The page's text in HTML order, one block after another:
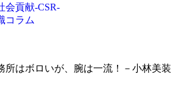
会貢献-CSR-
コラム
所はボロいが、腕は一流！－小林美装